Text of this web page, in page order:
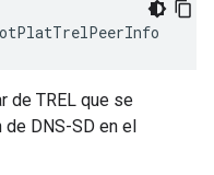
otPlatTrelPeerInfo
de TREL que se
DNS-SD en el